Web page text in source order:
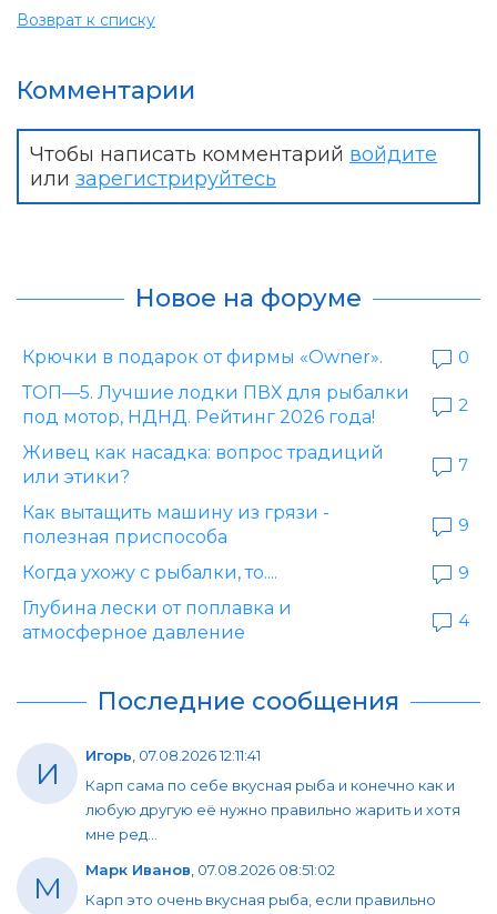
Возврат к списку
Комментарии
Чтобы написать комментарий войдите
или зарегистрируйтесь
Новое на форуме
Крючки в подарок от фирмы «Owner».
0
ТОП—5. Лучшие лодки ПВХ для рыбалки
под мотор, НДНД. Рейтинг 2026 года!
2
Живец как насадка: вопрос традиций
или этики?
7
Как вытащить машину из грязи -
полезная приспособа
9
Когда ухожу с рыбалки, то....
9
Глубина лески от поплавка и
атмосферное давление
4
Последние сообщения
И Игорь, 07.08.2026 12:11:41
Карп сама по себе вкусная рыба и конечно как и
любую другую её нужно правильно жарить и хотя
мне ред...
М Марк Иванов, 07.08.2026 08:51:02
Карп это очень вкусная рыба, если правильно